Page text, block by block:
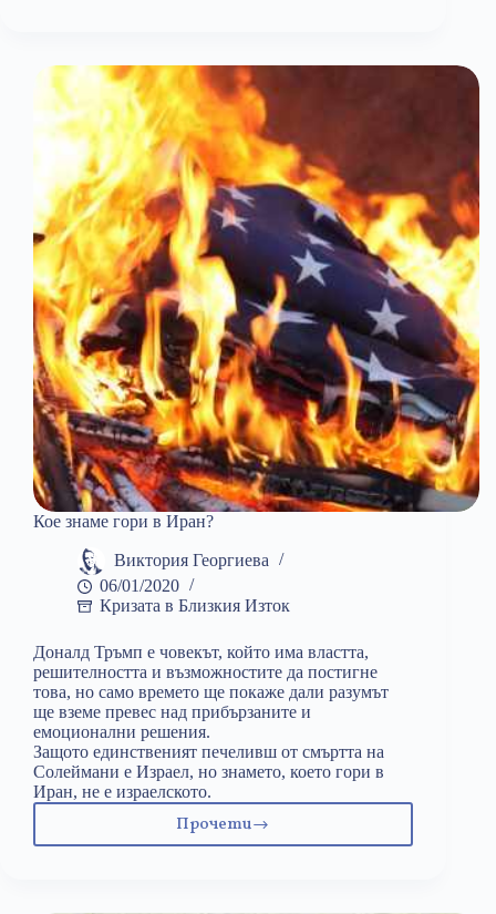
Кое знаме гори в Иран?
Виктория Георгиева
06/01/2020
Кризата в Близкия Изток
Доналд Тръмп е човекът, който има властта,
решителността и възможностите да постигне
това, но само времето ще покаже дали разумът
ще вземе превес над прибързаните и
емоционални решения.
Защото единственият печеливш от смъртта на
Солеймани е Израел, но знамето, което гори в
Иран, не е израелското.
Прочети
Кое